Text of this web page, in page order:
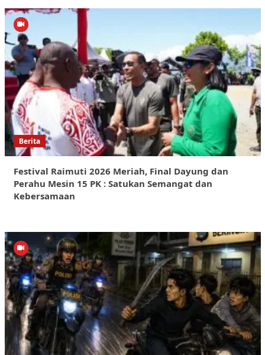
Berita
Festival Raimuti 2026 Meriah, Final Dayung dan
Perahu Mesin 15 PK : Satukan Semangat dan
Kebersamaan